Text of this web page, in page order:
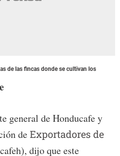
de las fincas donde se cultivan los
general de Honducafe y
deExportadores de
dijo que este